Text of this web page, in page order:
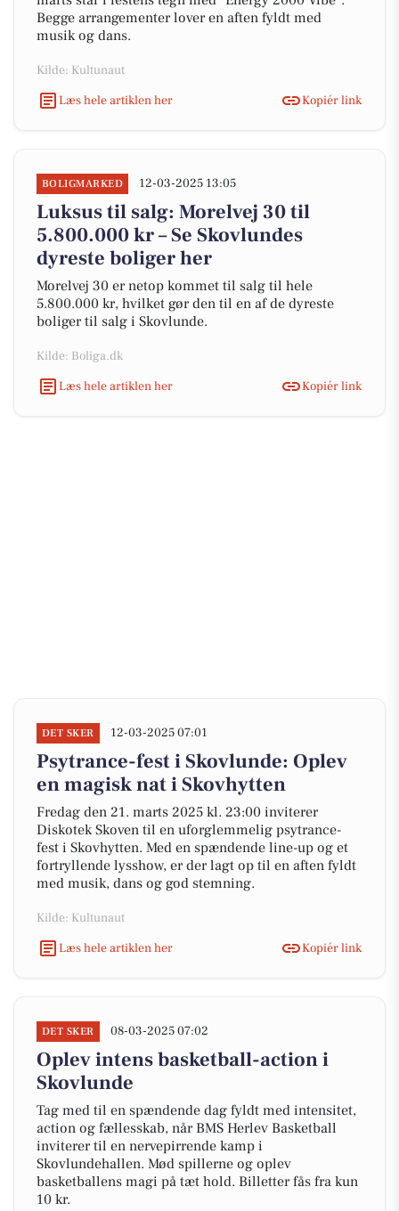
Begge arrangementer lover en aften fyldt med
musik og dans.
Kilde: Kultunaut
Læs hele artiklen her
Kopiér link
BOLIGMARKED 12-03-2025 13:05
Luksus til salg: Morelvej 30 til
5.800.000 kr – Se Skovlundes
dyreste boliger her
Morelvej 30 er netop kommet til salg til hele
5.800.000 kr, hvilket gør den til en af de dyreste
boliger til salg i Skovlunde.
Kilde: Boliga.dk
Læs hele artiklen her
Kopiér link
DET SKER 12-03-2025 07:01
Psytrance-fest i Skovlunde: Oplev
en magisk nat i Skovhytten
Fredag den 21. marts 2025 kl. 23:00 inviterer
Diskotek Skoven til en uforglemmelig psytrance-
fest i Skovhytten. Med en spændende line-up og et
fortryllende lysshow, er der lagt op til en aften fyldt
med musik, dans og god stemning.
Kilde: Kultunaut
Læs hele artiklen her
Kopiér link
DET SKER 08-03-2025 07:02
Oplev intens basketball-action i
Skovlunde
Tag med til en spændende dag fyldt med intensitet,
action og fællesskab, når BMS Herlev Basketball
inviterer til en nervepirrende kamp i
Skovlundehallen. Mød spillerne og oplev
basketballens magi på tæt hold. Billetter fås fra kun
10 kr.